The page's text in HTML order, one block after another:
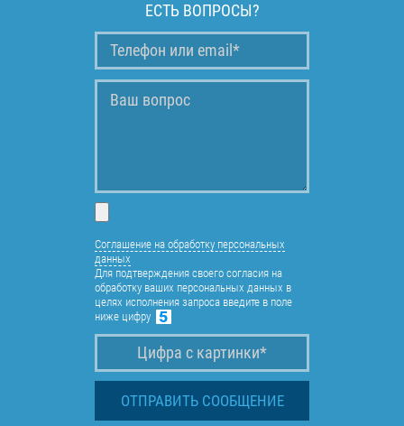
ЕСТЬ ВОПРОСЫ?
Соглашение на обработку персональных
данных
Для подтверждения своего согласия на
обработку ваших персональных данных в
целях исполнения запроса введите в поле
ниже цифру